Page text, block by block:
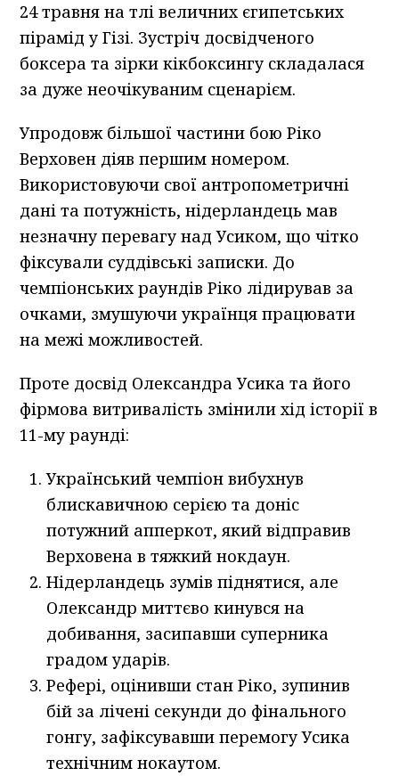
24 травня на тлі величних єгипетських
пірамід у Гізі. Зустріч досвідченого
боксера та зірки кікбоксингу складалася
за дуже неочікуваним сценарієм.
Упродовж більшої частини бою Ріко
Верховен діяв першим номером.
Використовуючи свої антропометричні
дані та потужність, нідерландець мав
незначну перевагу над Усиком, що чітко
фіксували суддівські записки. До
чемпіонських раундів Ріко лідирував за
очками, змушуючи українця працювати
на межі можливостей.
Проте досвід Олександра Усика та його
фірмова витривалість змінили хід історії в
11-му раунді:
Український чемпіон вибухнув
блискавичною серією та доніс
потужний апперкот, який відправив
Верховена в тяжкий нокдаун.
Нідерландець зумів піднятися, але
Олександр миттєво кинувся на
добивання, засипавши суперника
градом ударів.
Рефері, оцінивши стан Ріко, зупинив
бій за лічені секунди до фінального
гонгу, зафіксувавши перемогу Усика
технічним нокаутом.